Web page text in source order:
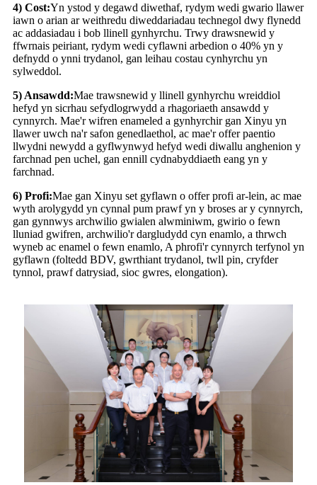
4) Cost:Yn ystod y degawd diwethaf, rydym wedi gwario llawer
iawn o arian ar weithredu diweddariadau technegol dwy flynedd
ac addasiadau i bob llinell gynhyrchu. Trwy drawsnewid y
ffwrnais peiriant, rydym wedi cyflawni arbedion o 40% yn y
defnydd o ynni trydanol, gan leihau costau cynhyrchu yn
sylweddol.
5) Ansawdd:Mae trawsnewid y llinell gynhyrchu wreiddiol
hefyd yn sicrhau sefydlogrwydd a rhagoriaeth ansawdd y
cynnyrch. Mae'r wifren enameled a gynhyrchir gan Xinyu yn
llawer uwch na'r safon genedlaethol, ac mae'r offer paentio
llwydni newydd a gyflwynwyd hefyd wedi diwallu anghenion y
farchnad pen uchel, gan ennill cydnabyddiaeth eang yn y
farchnad.
6) Profi:Mae gan Xinyu set gyflawn o offer profi ar-lein, ac mae
wyth arolygydd yn cynnal pum prawf yn y broses ar y cynnyrch,
gan gynnwys archwilio gwialen alwminiwm, gwirio o fewn
lluniad gwifren, archwilio'r dargludydd cyn enamlo, a thrwch
wyneb ac enamel o fewn enamlo, A phrofi'r cynnyrch terfynol yn
gyflawn (foltedd BDV, gwrthiant trydanol, twll pin, cryfder
tynnol, prawf datrysiad, sioc gwres, elongation).